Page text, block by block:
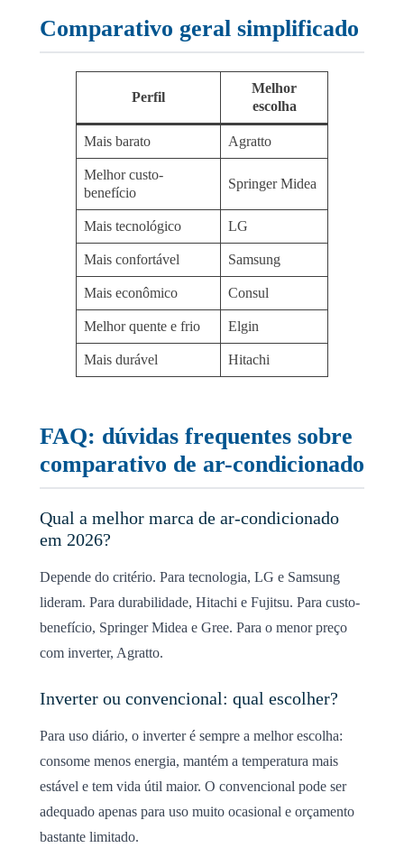
Comparativo geral simplificado
Perfil
Melhor
escolha
Mais barato Agratto
Melhor custo-
benefício
Springer Midea
Mais tecnológico LG
Mais confortável Samsung
Mais econômico Consul
Melhor quente e frio Elgin
Mais durável Hitachi
FAQ: dúvidas frequentes sobre
comparativo de ar-condicionado
Qual a melhor marca de ar-condicionado
em 2026?
Depende do critério. Para tecnologia, LG e Samsung
lideram. Para durabilidade, Hitachi e Fujitsu. Para custo-
benefício, Springer Midea e Gree. Para o menor preço
com inverter, Agratto.
Inverter ou convencional: qual escolher?
Para uso diário, o inverter é sempre a melhor escolha:
consome menos energia, mantém a temperatura mais
estável e tem vida útil maior. O convencional pode ser
adequado apenas para uso muito ocasional e orçamento
bastante limitado.